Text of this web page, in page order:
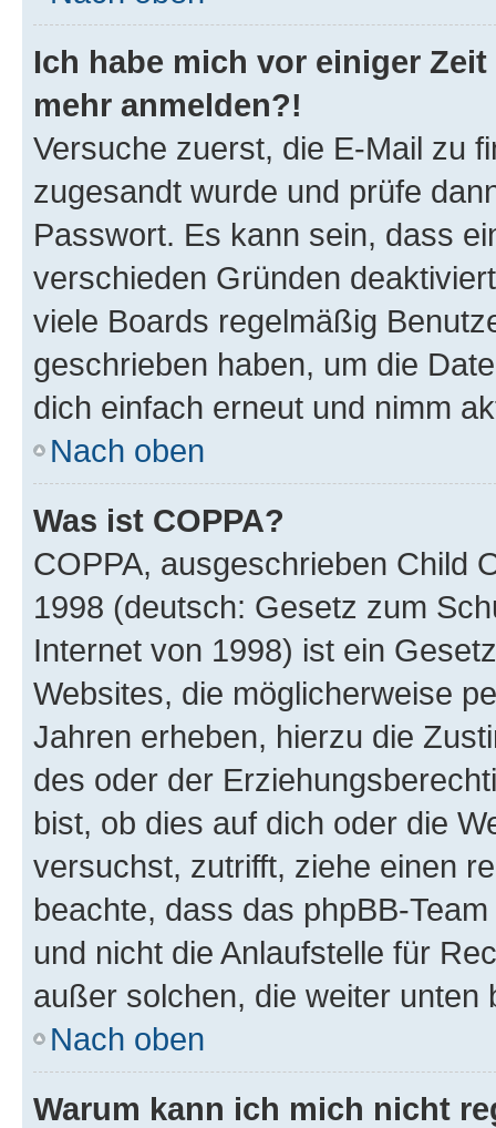
Ich habe mich vor einiger
mehr anmelden?!
Versuche zuerst, die E-Mail zu
zugesandt wurde und prüfe
Passwort. Es kann sein, dass
verschieden Gründen
viele Boards regelmäßig
geschrieben haben, um die
dich einfach erneut und nimm
Nach oben
Was ist COPPA?
COPPA, ausgeschrieben Child
1998 (deutsch: Gesetz zum
Internet von 1998) ist ein
Websites, die möglicherweise
Jahren erheben, hierzu die
des oder der
bist, ob dies auf dich oder die
versuchst, zutrifft, ziehe einen
beachte, dass das phpBB-
und nicht die Anlaufstelle für
außer solchen, die weiter unten
Nach oben
Warum kann ich mich nicht